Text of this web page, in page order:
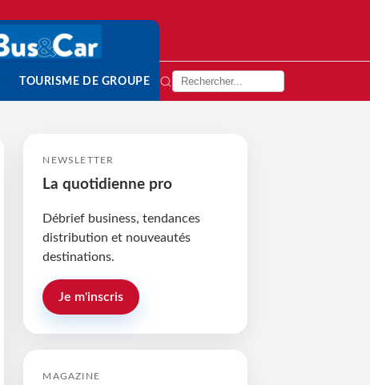
TOURISME DE GROUPE
NEWSLETTER
La quotidienne pro
Débrief business, tendances
distribution et nouveautés
destinations.
Je m'inscris
MAGAZINE